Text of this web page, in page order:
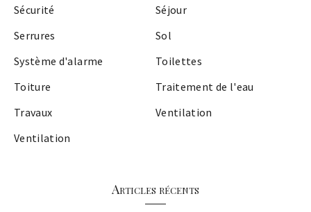
Sécurité
Séjour
Serrures
Sol
Système d'alarme
Toilettes
Toiture
Traitement de l'eau
Travaux
Ventilation
Ventilation
Articles récents